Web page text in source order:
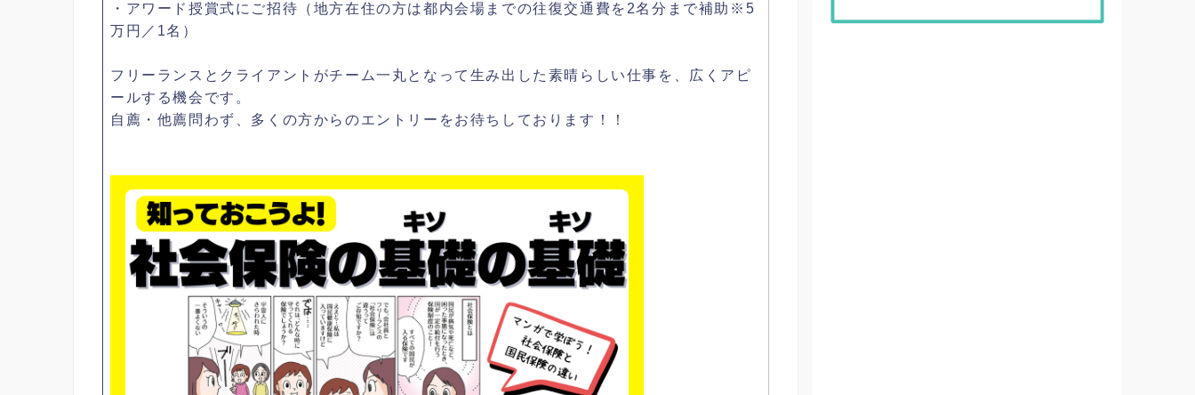
・アワード授賞式にご招待（地方在住の方は都内会場までの往復交通費を2名分まで補助※5
万円／1名）
フリーランスとクライアントがチーム一丸となって生み出した素晴らしい仕事を、広くアピ
ールする機会です。
自薦・他薦問わず、多くの方からのエントリーをお待ちしております！！